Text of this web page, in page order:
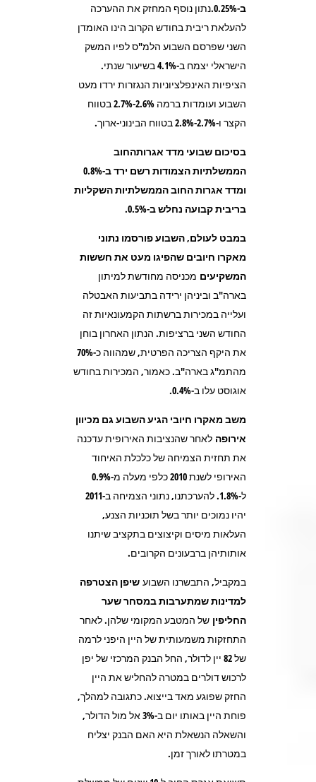
ב-0.25%
.נתון נוסף המחזק את ההערכה
להעלאת ריבית בחודש הקרוב הינו האומדן
השני שפרסם השבוע הלמ"ס לפיו המשק
הישראלי יצמח ב-4.1% בשיעור שנתי.
הציפיות האינפלציוניות הנגזרות ירדו מעט
השבוע ועומדות ברמה 2.6%-2.7% בטווח
הקצר ו-2.7%-2.8% בטווח הבינוני-ארוך.
בסיכום שבועי מדד אגרותהחוב
הממשלתיות הצמודות רשם ירד ב-0.8%
ומדד אגרות החוב הממשלתיות השקליות
בריבית קבועה נחלש ב-0.5%.
במבט לעולם, השבוע פורסמו נתוני
מאקרו חיובים שהפיגו מעט את חששות
המשקיעים מכניסה מחודשת למיתון
בארה"ב וביניהן ירידה בתביעות האבטלה
ועלייה במכירות ברשתות הקמעונאיות זה
החודש השני ברציפות. הנתון האחרון בוחן
את היקף הצריכה הפרטית, שמהווה כ-70%
מהתמ"ג בארה"ב. כאמור, המכירות בחודש
אוגוסט עלו ב-0.4%.
משב מאקרו חיובי הגיע השבוע גם מכיוון
אירופה לאחר שהנציבות האירופית עדכנה
את תחזית הצמיחה של כלכלת האיחוד
האירופי לשנת 2010 כלפי מעלה מ-0.9%
ל-1.8%. להערכתנו, נתוני הצמיחה ב-2011
יהיו נמוכים יותר בשל תוכניות הצנע,
העלאות מיסים וקיצוצים בתקציב שיתנו
אותותיהן ברבעונים הקרובים.
במקביל, התבשרנו השבוע שיפן הצטרפה
למדינות שמתערבות במסחר שער
החליפין של המטבע המקומי שלהן. לאחר
התחזקות משמעותית של היין היפני לרמה
של 82 יין לדולר, החל הבנק המרכזי של יפן
לרכוש דולרים במטרה להחליש את היין
החזק שפוגע מאד בייצוא. כתגובה למהלך,
פוחת היין באותו יום ב-3% אל מול הדולר,
והשאלה הנשאלת היא האם הבנק יצליח
במטרתו לאורך זמן.